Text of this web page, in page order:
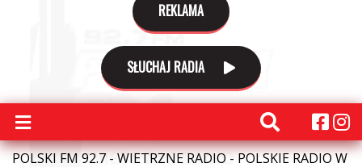
REKLAMA
SŁUCHAJ RADIA
POLSKI FM 92.7 - WIETRZNE RADIO - POLSKIE RADIO W